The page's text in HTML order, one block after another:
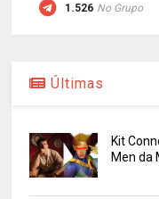
1.526 No Grupo
Últimas
Kit
Men da